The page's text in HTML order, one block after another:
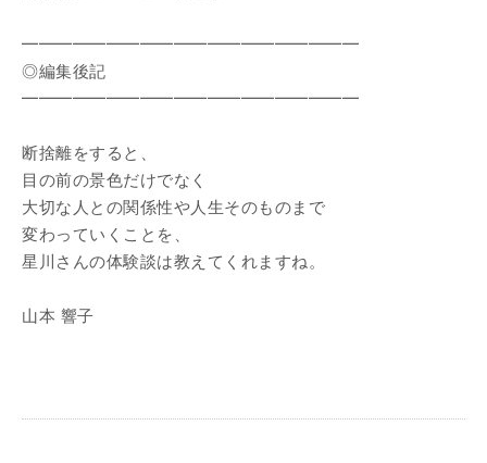
━━━━━━━━━━━━━━━━━━━━
◎編集後記
━━━━━━━━━━━━━━━━━━━━
断捨離をすると、
目の前の景色だけでなく
大切な人との関係性や人生そのものまで
変わっていくことを、
星川さんの体験談は教えてくれますね。
山本 響子